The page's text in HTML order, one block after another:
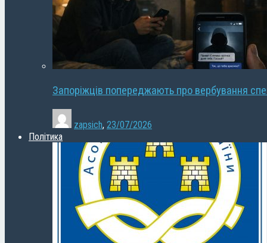
Запоріжців попереджають про вербування
zapsich, 23/07/2026
Політика